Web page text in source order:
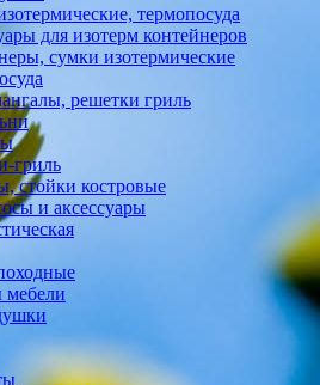
термопосуда
для изотерм контейнеров
сумки изотермические
решетки гриль
гриль
стойки костровые
и аксессуары